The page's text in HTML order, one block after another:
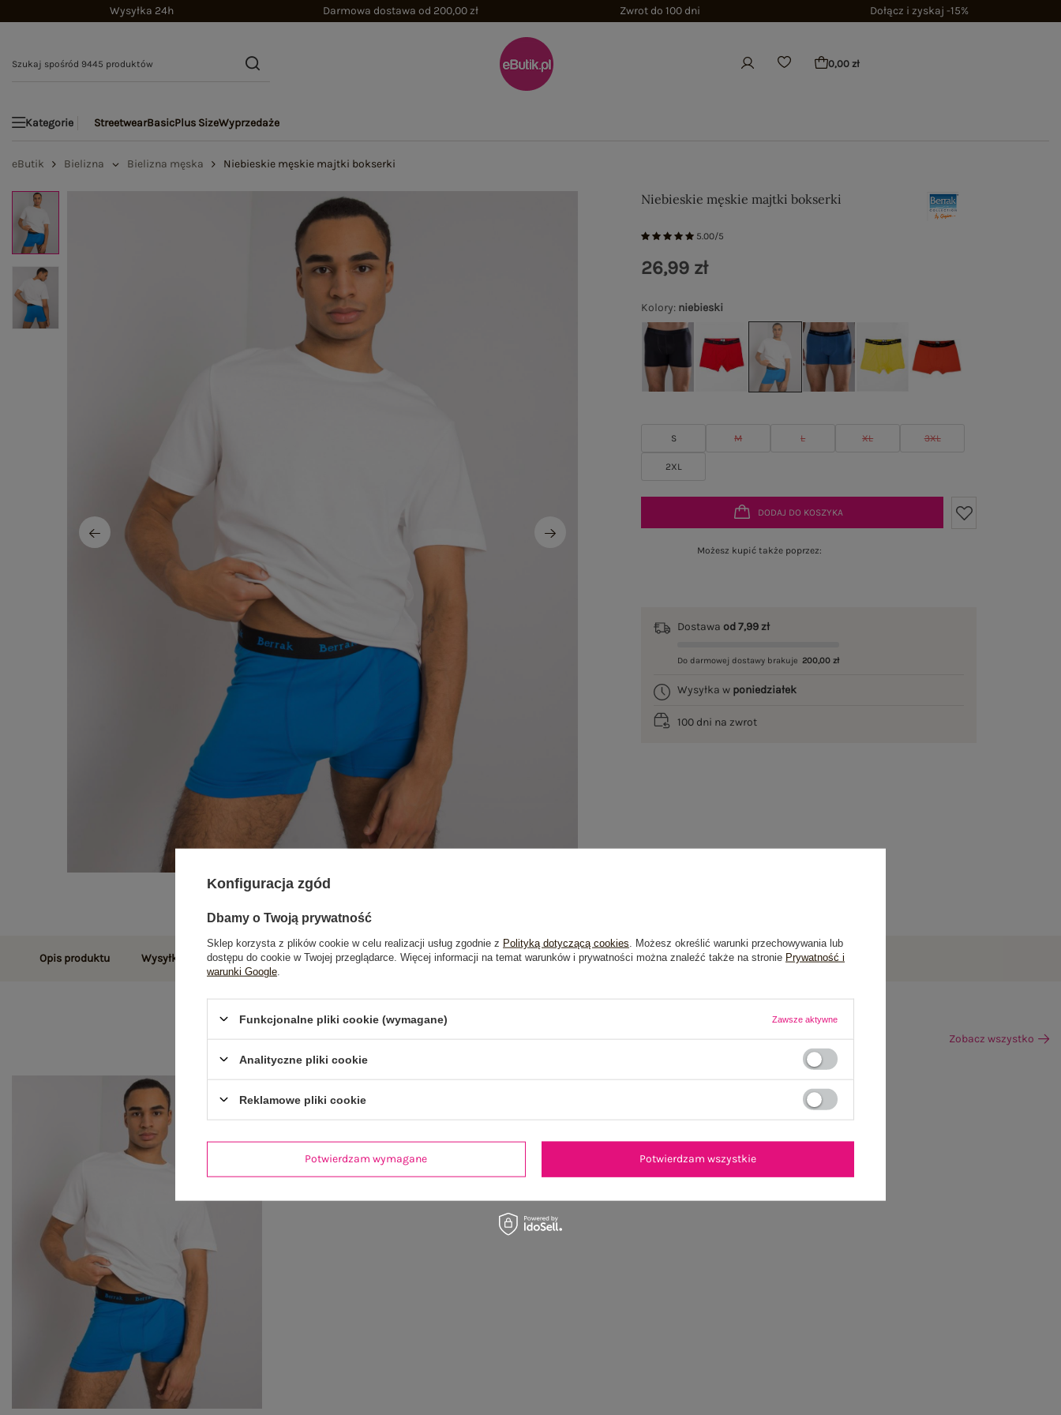
Wysyłka 24h Darmowa dostawa od 200,00 zł Zwrot do 100 dni Dołącz i zyskaj -15%
0,00 zł
Kategorie StreetwearBasicPlus SizeWyprzedaże
eButik Bielizna Bielizna męska Niebieskie męskie majtki bokserki
Niebieskie męskie majtki bokserki
5.00/5
Kolory: niebieski
S M L XL 3XL
2XL
26,99 zł
DODAJ DO KOSZYKA
Możesz kupić także poprzez:
Dostawaod 7,99 zł
Do darmowej dostawy brakuje 200,00 zł
Wysyłka w poniedziałek
100 dni na zwrot
Opis produktu Wysyłka i dostawa Zwroty i reklamacje Opinie o produkcie(2)
Zobacz wszystko
Konfiguracja zgód
Dbamy o Twoją prywatność
Sklep korzysta z plików cookie w celu realizacji usług zgodnie z Polityką dotyczącą cookies . Możesz określić warunki przechowywania lub
dostępu do cookie w Twojej przeglądarce. Więcej informacji na temat warunków i prywatności można znaleźć także na stronie Prywatność i
warunki Google
Funkcjonalne pliki cookie (wymagane) Zawsze aktywne
Analityczne pliki cookie
Reklamowe pliki cookie
Potwierdzam wymagane Potwierdzam wszystkie